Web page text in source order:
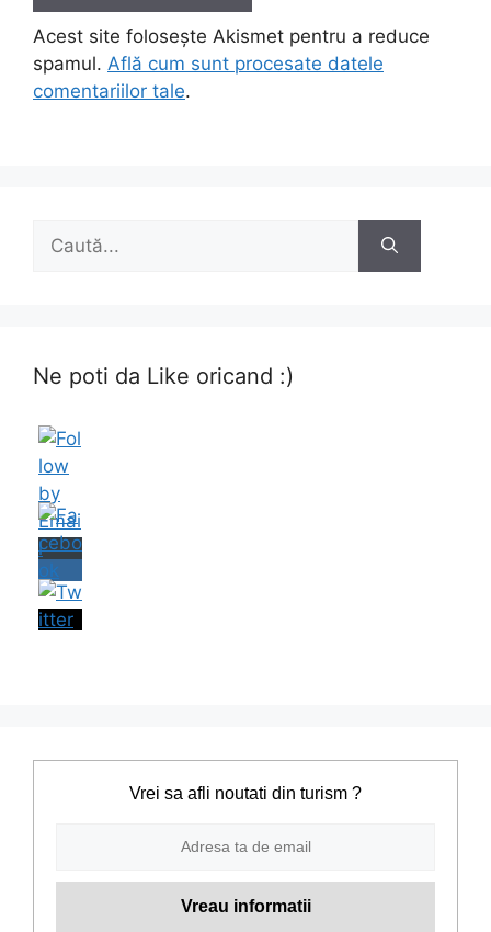
Acest site folosește Akismet pentru a reduce
spamul. Află cum sunt procesate datele
comentariilor tale.
Caută
Ne poti da Like oricand :)
Vrei sa afli noutati din turism ?